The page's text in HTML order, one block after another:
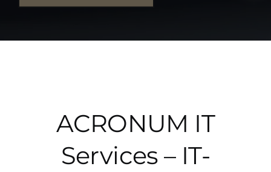
ACRONUM IT
Services – IT-